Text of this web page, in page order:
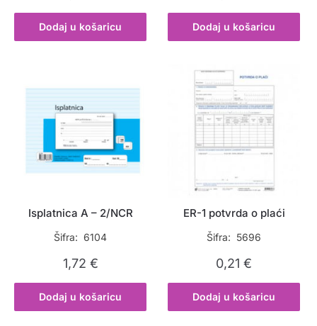
Dodaj u košaricu Dodaj u košaricu
Isplatnica A – 2/NCR
Šifra: 6104
1,72 €
Dodaj u košaricu
ER-1 potvrda o plaći
Šifra: 5696
0,21€
Dodaj u košaricu